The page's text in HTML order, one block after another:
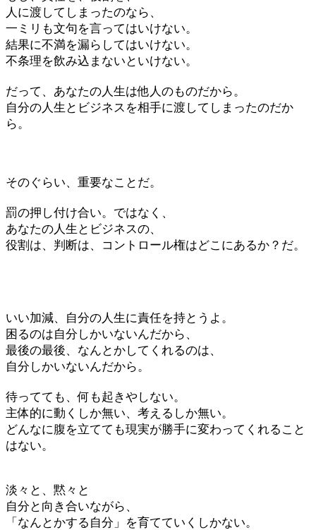
人に渡してしまったのなら、
一ミリも文句を言ってはいけない。
結果に不満を漏らしてはいけない。
不条理を飲み込まないといけない。
だって、あなたの人生は他人のものだから。
自分の人生とビジネスを相手に渡してしまったのだか
ら。
そのぐらい、重要なことだ。
罰の押し付け合い。ではなく、
あなたの人生とビジネスの、
役割は、判断は、コントロール権はどこにあるか？だ。
いい加減、自分の人生に責任を持とうよ。
困るのは自分しかいないんだから、
最後の最後、なんとかしてくれるのは、
自分しかいないんだから。
待ってても、何も起きやしない。
主体的に動くしか無い、考えるしか無い。
どんなに腹を立てても現実が勝手に変わってくれること
はない。
淡々と、黙々と
自分と向き合いながら、
「なんとかする自分」を育てていくしかない。